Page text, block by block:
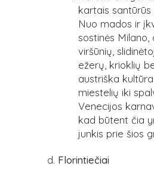
kartais santūrūs
Nuo mados ir
sostinės Milano,
viršūnių,
ežerų, krioklių
austriška
miestelių iki
Venecijos
kad būtent čia
junkis prie šios
Florintiečiai